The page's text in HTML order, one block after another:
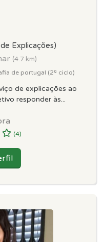
Explicações)
(4.7 km)
de portugal (2º ciclo)
de explicações ao
responder às...
(4)